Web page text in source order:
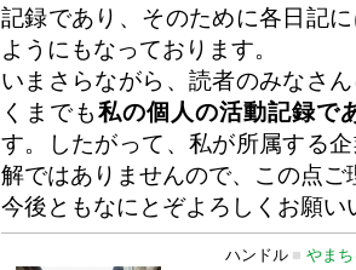
記録であり、そのために各日記
ようにもなっております。
いまさらながら、読者のみなさ
くまでも私の個人の活動記録で
す。したがって、私が所属する
解ではありませんので、この点
今後ともなにとぞよろしくお願い
ハンドル ■ やま